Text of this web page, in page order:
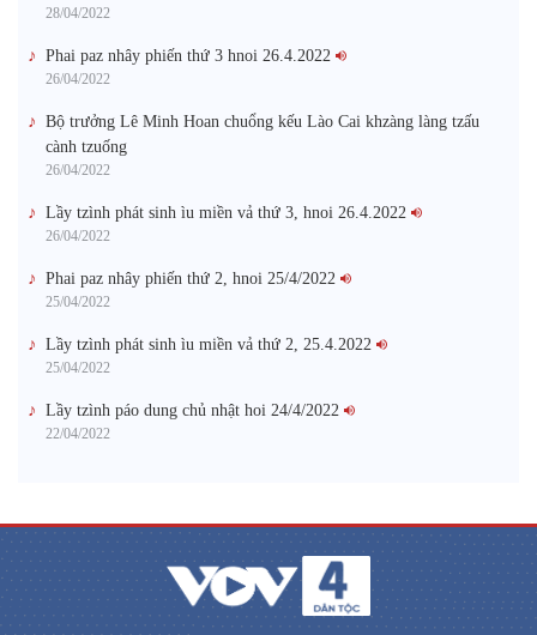
28/04/2022
Phai paz nhây phiến thứ 3 hnoi 26.4.2022
26/04/2022
Bộ trưởng Lê Minh Hoan chuổng kếu Lào Cai khzàng làng tzấu
cành tzuống​
26/04/2022
Lầy tzình phát sinh ìu miền vả thứ 3, hnoi 26.4.2022
26/04/2022
Phai paz nhây phiến thứ 2, hnoi 25/4/2022
25/04/2022
Lầy tzình phát sinh ìu miền vả thứ 2, 25.4.2022
25/04/2022
Lầy tzình páo dung chủ nhật hoi 24/4/2022
22/04/2022